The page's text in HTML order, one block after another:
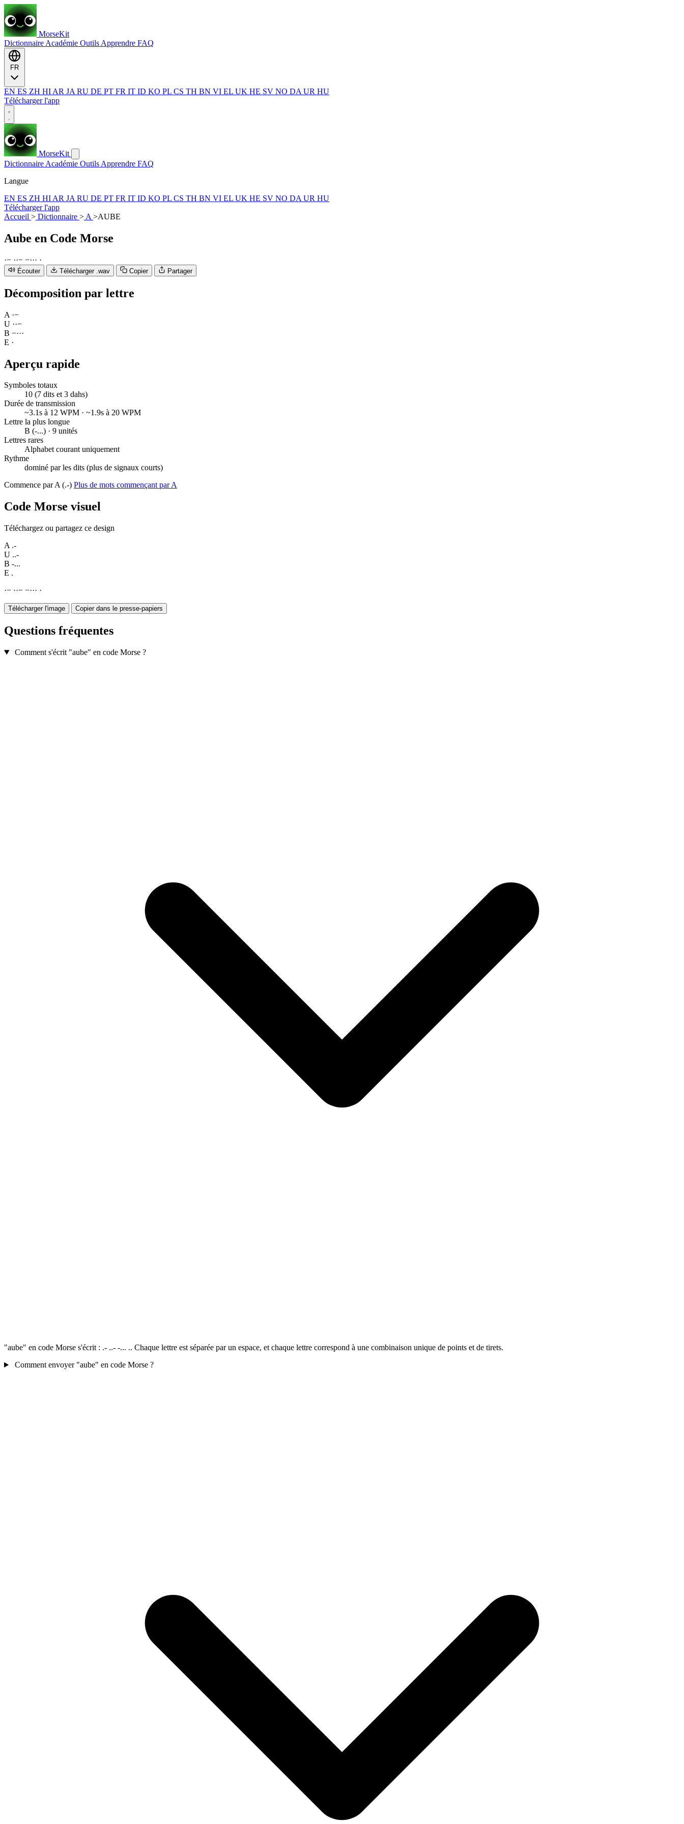
MorseKit
Dictionnaire Académie Outils Apprendre FAQ
EN ES ZH HI AR JA RU DE PT FR IT ID KO PL CS TH BN VI EL UK HE SV NO DA UR HU
Télécharger l'app
MorseKit
Dictionnaire Académie Outils Apprendre FAQ
Langue
EN ES ZH HI AR JA RU DE PT FR IT ID KO PL CS TH BN VI EL UK HE SV NO DA UR HU
Télécharger l'app
Accueil > Dictionnaire > A >AUBE
Aube en Code Morse
·− ··− −··· ·
Écouter Télécharger .wav Copier Partager
Décomposition par lettre
A ·−
U ··−
B −···
E ·
Aperçu rapide
Symboles totaux
10 (7 dits et 3 dahs)
Durée de transmission
~3.1s à 12 WPM · ~1.9s à 20 WPM
Lettre la plus longue
B (-...) · 9 unités
Lettres rares
Alphabet courant uniquement
Rythme
dominé par les dits (plus de signaux courts)
Commence par A (.-) Plus de mots commençant par A
Code Morse visuel
Téléchargez ou partagez ce design
A .-
U ..-
B -...
E .
·− ··− −··· ·
Télécharger l'image Copier dans le presse-papiers
Questions fréquentes
Comment s'écrit "aube" en code Morse ?
"aube" en code Morse s'écrit : .- ..- -... .. Chaque lettre est séparée par un espace, et chaque lettre correspond à une combinaison unique de points et de tirets.
Comment envoyer "aube" en code Morse ?